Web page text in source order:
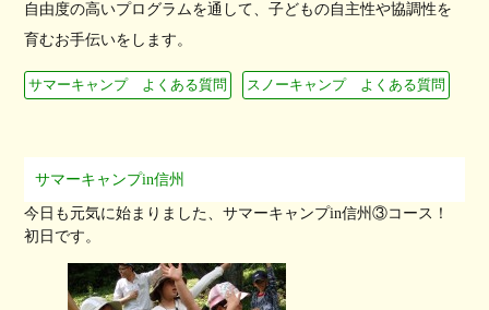
自由度の高いプログラムを通して、子どもの自主性や協調性を
育むお手伝いをします。
サマーキャンプ よくある質問 スノーキャンプ よくある質問
サマーキャンプin信州
今日も元気に始まりました、サマーキャンプin信州③コース！
初日です。